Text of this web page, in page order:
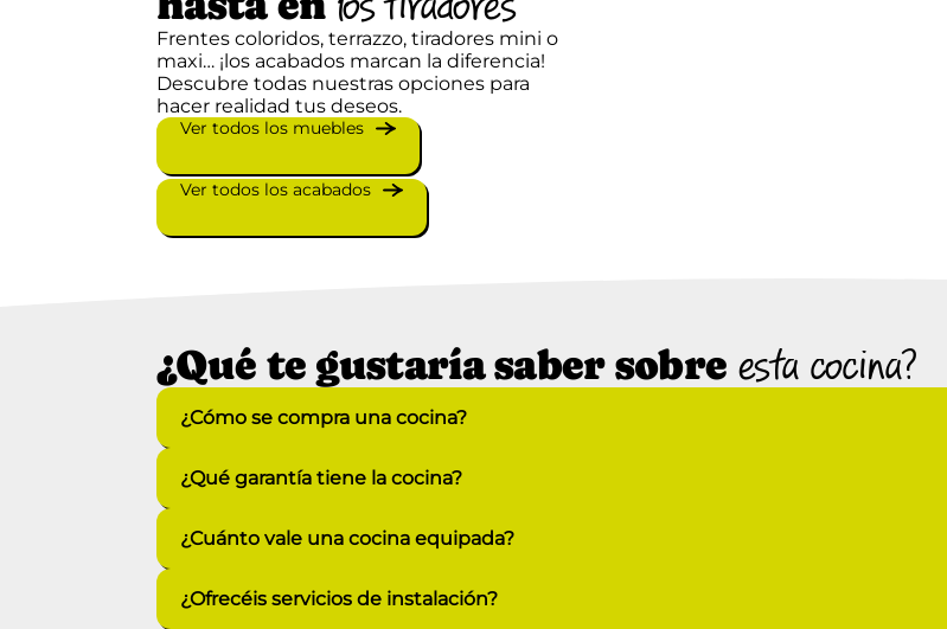
Frentes coloridos, terrazzo, tiradores mini o
maxi… ¡los acabados marcan la diferencia!
Descubre todas nuestras opciones para
hacer realidad tus deseos.
Ver todos los muebles
Ver todos los acabados
¿Qué te gustaría saber sobre esta cocina?
¿Cómo se compra una cocina?
¿Qué garantía tiene la cocina?
¿Cuánto vale una cocina equipada?
¿Ofrecéis servicios de instalación?